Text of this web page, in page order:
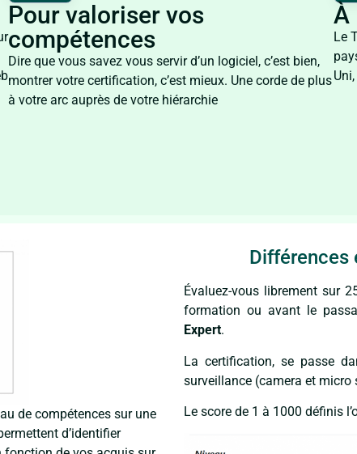
Pour valoriser vos
compétences
Dire que vous savez vous servir d’un logiciel, c’est bien,
montrer votre certification, c’est mieux. Une corde de plus
à votre arc auprès de votre hiérarchie
À
Le
de compétences sur une
d’identifier
Différences
Évaluez-vous librement sur
formation ou avant le
Expert.
La certification, se passe
surveillance (camera et
Le score de 1 à 1000 définis